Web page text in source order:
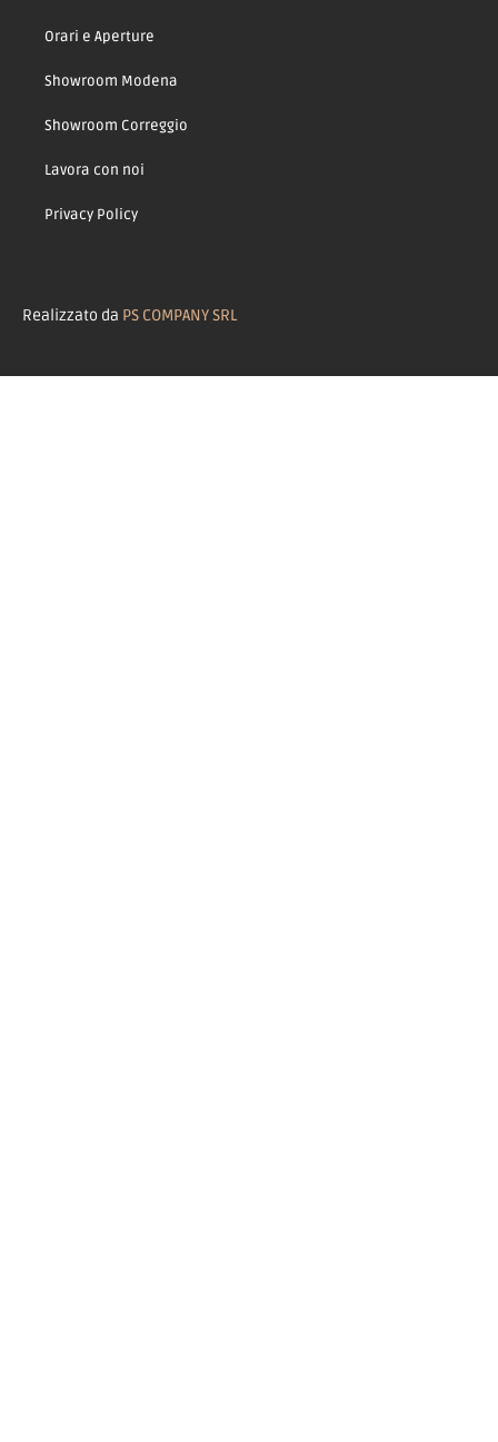
Orari e Aperture
Showroom Modena
Showroom Correggio
Lavora con noi
Privacy Policy
Realizzato da PS COMPANY SRL